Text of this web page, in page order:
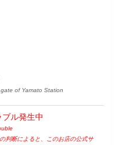
of Yamato Station
ル発生中
判断によると、このお店の公式サ